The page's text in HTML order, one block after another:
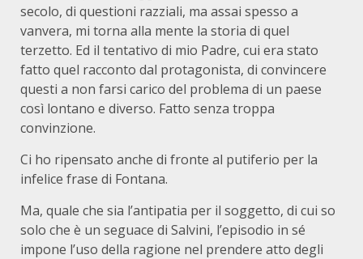
secolo, di questioni razziali, ma assai spesso a
vanvera, mi torna alla mente la storia di quel
terzetto. Ed il tentativo di mio Padre, cui era stato
fatto quel racconto dal protagonista, di convincere
questi a non farsi carico del problema di un paese
così lontano e diverso. Fatto senza troppa
convinzione.
Ci ho ripensato anche di fronte al putiferio per la
infelice frase di Fontana.
Ma, quale che sia l’antipatia per il soggetto, di cui so
solo che è un seguace di Salvini, l’episodio in sé
impone l’uso della ragione nel prendere atto degli